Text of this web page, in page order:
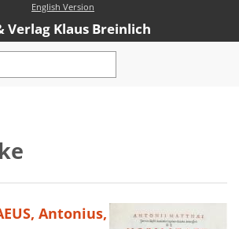
English Version
Klaus Breinlich
Antonius,